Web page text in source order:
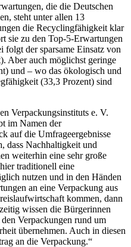
die die Deutschen
steht unter allen 13
die Recyclingfähigkeit klar
sie zu den Top-5-Erwartungen
der sparsame Einsatz von
Aber auch möglichst geringe
und – wo das ökologisch und
(33,3 Prozent) sind
Verpackungsinstituts e. V.
im Namen der
auf die Umfrageergebnisse
dass Nachhaltigkeit und
weiterhin eine sehr große
traditionell eine
nutzen und in den Händen
an eine Verpackung aus
kommen, dann
wissen die Bürgerinnen
Verpackungen rund um
übernehmen. Auch in diesen
an die Verpackung.“